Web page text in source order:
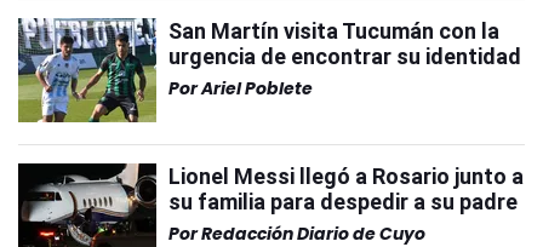
San Martín visita Tucumán con la
urgencia de encontrar su identidad
PorAriel Poblete
Lionel Messi llegó a Rosario junto a
su familia para despedir a su padre
PorRedacción Diario de Cuyo